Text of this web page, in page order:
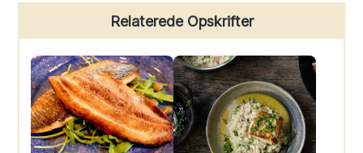
Sidebar
Relaterede Opskrifter